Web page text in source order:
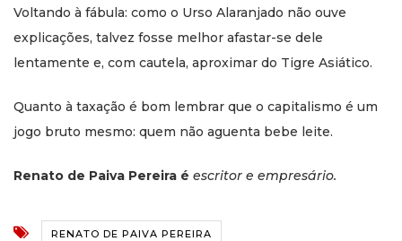
Voltando à fábula: como o Urso Alaranjado não ouve
explicações, talvez fosse melhor afastar-se dele
lentamente e, com cautela, aproximar do Tigre Asiático.
Quanto à taxação é bom lembrar que o capitalismo é um
jogo bruto mesmo: quem não aguenta bebe leite.
Renato de Paiva Pereira é escritor e empresário.
RENATO DE PAIVA PEREIRA